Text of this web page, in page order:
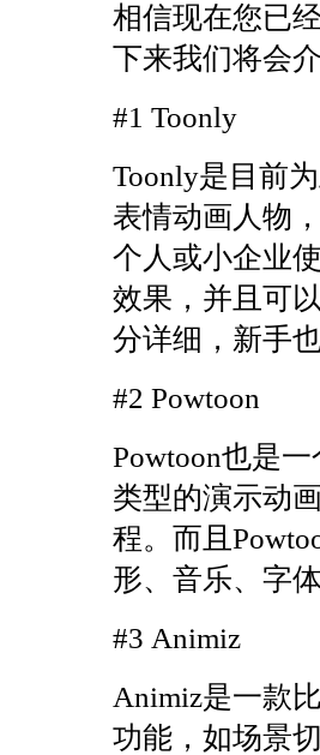
相信现在您已
下来我们将会
#1 Toonly
Toonly是目前
表情动画人物
个人或小企业
效果，并且可
分详细，新手
#2 Powtoon
Powtoon也是
类型的演示动
程。而且
形、音乐、字
#3 Animiz
Animiz是一款
功能，如场景